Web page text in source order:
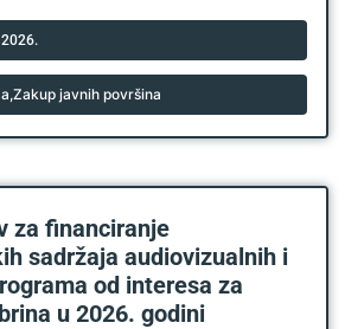
,Zakup javnih površina
za financiranje
sadržaja audiovizualnih i
od interesa za
u 2026. godini